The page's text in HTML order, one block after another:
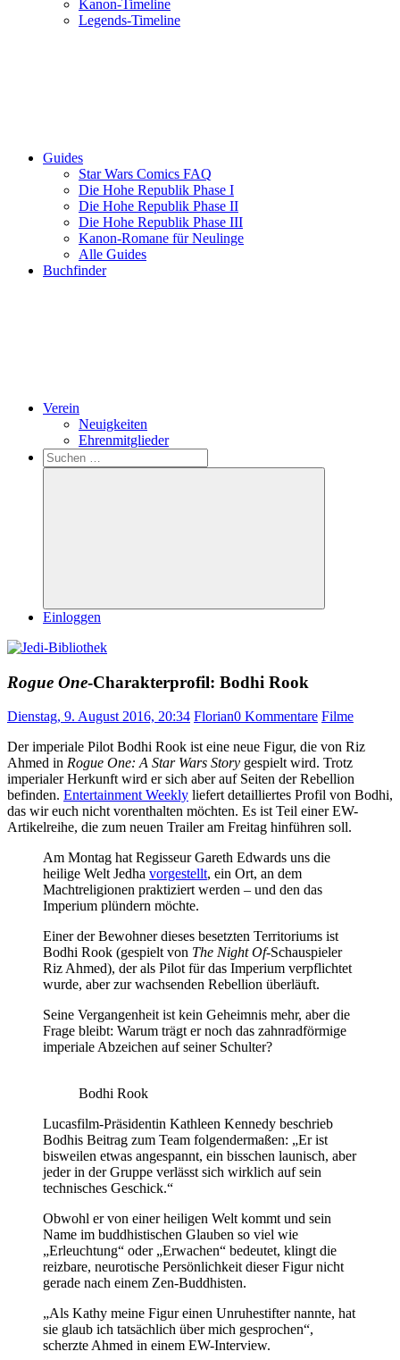
Kanon-Timeline
Legends-Timeline
Guides
Star Wars Comics FAQ
Die Hohe Republik Phase I
Die Hohe Republik Phase II
Die Hohe Republik Phase III
Kanon-Romane für Neulinge
Alle Guides
Buchfinder
Verein
Neuigkeiten
Ehrenmitglieder
Search
Suchen
nach:
Suchen
Einloggen
Rogue One-Charakterprofil: Bodhi Rook
Dienstag, 9. August 2016, 20:34 Florian0 Kommentare Filme
Der imperiale Pilot Bodhi Rook ist eine neue Figur, die von Riz
Ahmed in Rogue One: A Star Wars Story gespielt wird. Trotz
imperialer Herkunft wird er sich aber auf Seiten der Rebellion
befinden. Entertainment Weekly liefert detailliertes Profil von Bodhi,
das wir euch nicht vorenthalten möchten. Es ist Teil einer EW-
Artikelreihe, die zum neuen Trailer am Freitag hinführen soll.
Am Montag hat Regisseur Gareth Edwards uns die
heilige Welt Jedha vorgestellt, ein Ort, an dem
Machtreligionen praktiziert werden – und den das
Imperium plündern möchte.
Einer der Bewohner dieses besetzten Territoriums ist
Bodhi Rook (gespielt von The Night Of-Schauspieler
Riz Ahmed), der als Pilot für das Imperium verpflichtet
wurde, aber zur wachsenden Rebellion überläuft.
Seine Vergangenheit ist kein Geheimnis mehr, aber die
Frage bleibt: Warum trägt er noch das zahnradförmige
imperiale Abzeichen auf seiner Schulter?
Bodhi Rook
Lucasfilm-Präsidentin Kathleen Kennedy beschrieb
Bodhis Beitrag zum Team folgendermaßen: „Er ist
bisweilen etwas angespannt, ein bisschen launisch, aber
jeder in der Gruppe verlässt sich wirklich auf sein
technisches Geschick.“
Obwohl er von einer heiligen Welt kommt und sein
Name im buddhistischen Glauben so viel wie
„Erleuchtung“ oder „Erwachen“ bedeutet, klingt die
reizbare, neurotische Persönlichkeit dieser Figur nicht
gerade nach einem Zen-Buddhisten.
„Als Kathy meine Figur einen Unruhestifter nannte, hat
sie glaub ich tatsächlich über mich gesprochen“,
scherzte Ahmed in einem EW-Interview.